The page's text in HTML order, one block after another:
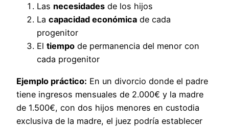
Las necesidades de los hijos
La capacidad económica de cada
progenitor
El tiempo de permanencia del menor con
cada progenitor
Ejemplo práctico: En un divorcio donde el padre
tiene ingresos mensuales de 2.000€ y la madre
de 1.500€, con dos hijos menores en custodia
exclusiva de la madre, el juez podría establecer